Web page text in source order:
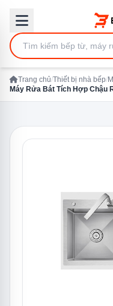
Trang chủ/Thiết bị nhà bếp/
Máy Rửa Bát Tích Hợp Chậu